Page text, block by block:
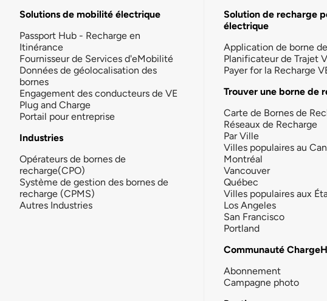
Solutions de mobilité électrique
Passport Hub - Recharge en
Itinérance
Fournisseur de Services d'eMobilité
Données de géolocalisation des
bornes
Engagement des conducteurs de VE
Plug and Charge
Portail pour entreprise
Industries
Opérateurs de bornes de
recharge(CPO)
Système de gestion des bornes de
recharge (CPMS)
Autres Industries
Solution de recharge
électrique
Application de borne
Planificateur de Trajet
Payer for la Recharge
Trouver une borne de
Carte de Bornes de
Réseaux de Recharge
Par Ville
Villes populaires au
Montréal
Vancouver
Québec
Villes populaires aux
Los Angeles
San Francisco
Portland
Communauté
Abonnement
Campagne photo